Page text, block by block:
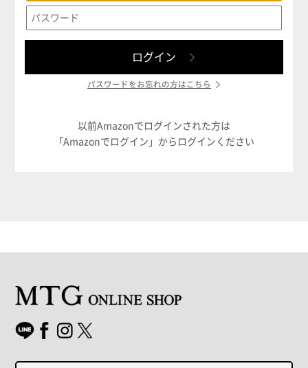
パスワードをお忘れの方はこちら
以前Amazonでログインされた方は
「Amazonでログイン」からログインください